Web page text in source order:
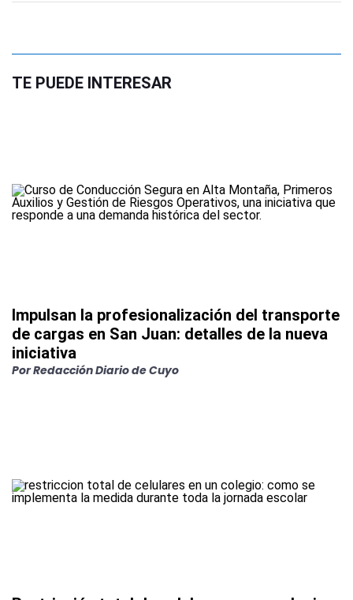
TE PUEDE INTERESAR
Impulsan la profesionalización del transporte
de cargas en San Juan: detalles de la nueva
iniciativa
PorRedacción Diario de Cuyo